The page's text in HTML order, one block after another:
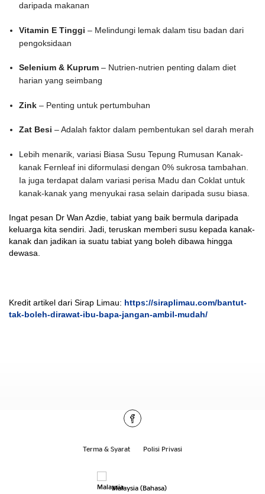
daripada makanan
Vitamin E Tinggi – Melindungi lemak dalam tisu badan dari
pengoksidaan
Selenium & Kuprum – Nutrien-nutrien penting dalam diet
harian yang seimbang
Zink – Penting untuk pertumbuhan
Zat Besi – Adalah faktor dalam pembentukan sel darah merah
Lebih menarik, variasi Biasa Susu Tepung Rumusan Kanak-
kanak Fernleaf ini diformulasi dengan 0% sukrosa tambahan.
Ia juga terdapat dalam variasi perisa Madu dan Coklat untuk
kanak-kanak yang menyukai rasa selain daripada susu biasa.
Ingat pesan Dr Wan Azdie, tabiat yang baik bermula daripada
keluarga kita sendiri. Jadi, teruskan memberi susu kepada kanak-
kanak dan jadikan ia suatu tabiat yang boleh dibawa hingga
dewasa.
Kredit artikel dari Sirap Limau: https://siraplimau.com/bantut-
tak-boleh-dirawat-ibu-bapa-jangan-ambil-mudah/
Malaysia (Bahasa)
Terma & Syarat Polisi Privasi